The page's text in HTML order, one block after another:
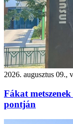
2026. augusztus 09.,
Fákat
pontján